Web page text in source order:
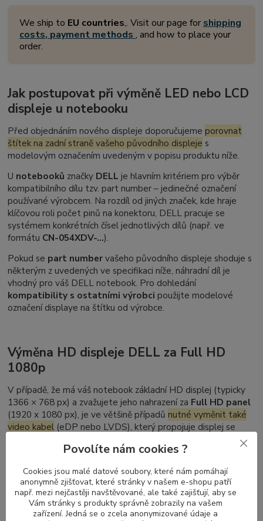
We ship to EU countries,. Visit our page for shipping
costs, payment methods, and how to place your
order.
Jak postupovat při výměně LED nebo LCD
displeje u notebooku
Před objednáním nového displeje doporučujeme porovnat
štítek na zadní straně vašeho původního displeje s
modelovým označením uvedeným v popisu produktu níže.
U notebooků značky DELL je hlavním kritériem pro výběr
kompatibilního dílu tzv. part number– jedinečné označení
používané výrobcem. Na rozdíl od jiných značek, kde hraje
klíčovou roli počet pinů na konektoru, DELL pracuje se
systémem konkrétních čísel jednotlivých dílů (např. ve
formátu CN-054XDV-...).
Pokud se part numbervašeho původního displeje shoduje s
některým z uvedených ve specifikaci níže, náhradní díl je
vhodný pro váš DELL notebook. Pro dohledání
kompatibility s ostatními výrobci použijte modelové
označení displaye na štítku od výrobce.
Výměna HD displeje DELL za Full HD
1080p
V případě, že má váš notebook základní HD displej (typicky
1366 × 768 px) a zvažujete jeho nahrazení za Full HD panel
(1920 x 1080 px), je ve většině případů nutné vyměnit také
video kabel (eDP nebo LVDS), který propojuje displej se
základní deskou. Displeje s vyšším rozlišením vyžadují kabel
schopný přenášet větší objem dat.
Naopak při přechodu z Full HD zpět na HD není výměna
kabelu nutná – kabely pro vyšší rozlišení podporují i nižší
režimy zobrazení.
Povolíte nám cookies ?
Cookies jsou malé datové soubory, které nám pomáhají
anonymně zjišťovat, které stránky v našem e-shopu patří
např. mezi nejčastěji navštěvované, ale také zajišťují, aby se
Vám stránky s produkty správně zobrazily na vašem
zařízení. Jedná se o zcela anonymizované údaje a